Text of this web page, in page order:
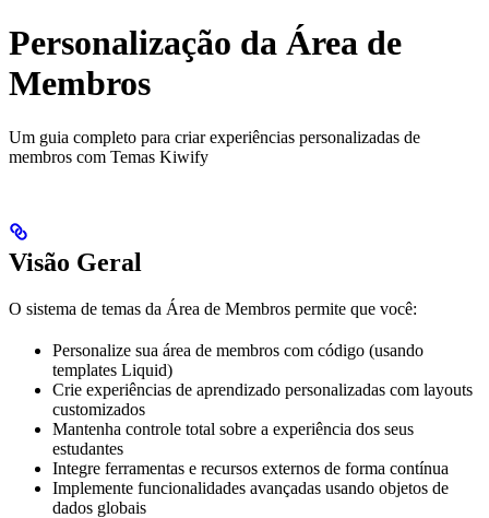
Personalização da Área de
Membros
Um guia completo para criar experiências personalizadas de
membros com Temas Kiwify
Visão Geral
O sistema de temas da Área de Membros permite que você:
Personalize sua área de membros com código (usando
templates Liquid)
Crie experiências de aprendizado personalizadas com layouts
customizados
Mantenha controle total sobre a experiência dos seus
estudantes
Integre ferramentas e recursos externos de forma contínua
Implemente funcionalidades avançadas usando objetos de
dados globais